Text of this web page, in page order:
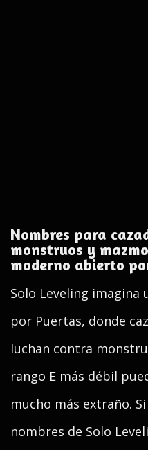
Nombres para
monstruos y
moderno abierto
Solo Leveling
por Puertas, donde
luchan contra
rango E más débil
mucho más extraño.
nombres de Solo